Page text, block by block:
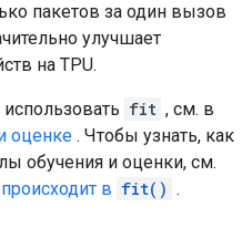
пакетов за один вызов
улучшает
на TPU.
fit , см. в
оценке . Чтобы узнать, как
обучения и оценки, см.
в fit() .